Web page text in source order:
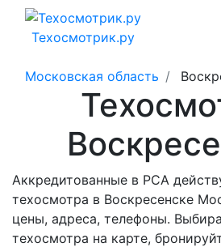
Техосмотрик.ру
Московская область
Аккредитованные в РСА
техосмотра в Воскресенске
цены, адреса, телефоны.
техосмотра на карте,